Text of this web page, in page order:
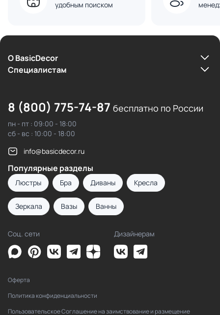
удобным поиском
О BasicDecor
Cпециалистам
8 (800) 775-74-87 бесплатно по России
пн - пт : 09:00 - 18:00
сб - вс : 10:00 - 18:00
info@basicdecor.ru
Популярные разделы
Люстры Бра Диваны Кресла
Зеркала Вазы Ванны
Соц. сети Дизайнерам
Оферта
Политика конфиденциальности
Пользовательское Соглашение на заимствование и размещение